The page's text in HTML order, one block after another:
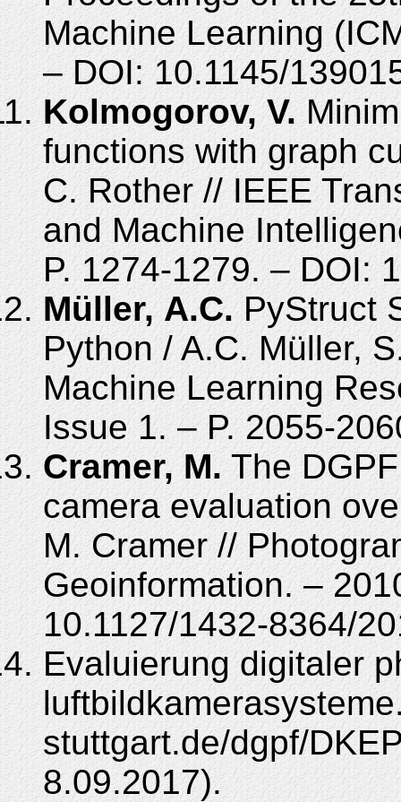
Machine Learning
– DOI: 10.1145/
Kolmogorov, V.
functions with graph
C. Rother // IEEE
and Machine
P. 1274-1279. – DOI:
Müller, A.C.PyStruct
Python / A.C. Müller,
Machine Learning
Issue 1. – P. 2055-
Cramer, M.The
camera evaluation
M. Cramer //
Geoinformation. –
10.1127/1432-8364/
Evaluierung digitaler
stuttgart.de/dgpf/
8.09.2017).